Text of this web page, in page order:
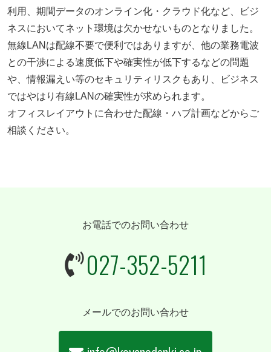
利用、期間データのオンライン化・クラウド化など、ビジ
ネスにおいてネット環境は欠かせないものとなりました。
無線LANは配線不要で便利ではありますが、他の業務電波
との干渉による速度低下や確実性が低下するなどの問題
や、情報漏えい等のセキュリティリスクもあり、ビジネス
ではやはり有線LANの確実性が求められます。
オフィスレイアウトに合わせた配線・ハブ計画などからご
相談ください。
お電話でのお問い合わせ
027-352-5211
メールでのお問い合わせ